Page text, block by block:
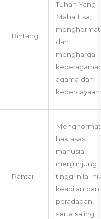
Bintang
Tuhan Yang
Maha Esa,
dan
menghargai
agama dan
kepercayaan.
Rantai
hak asasi
manusia,
menjunjung
tinggi nilai-
keadilan dan
peradaban,
serta saling